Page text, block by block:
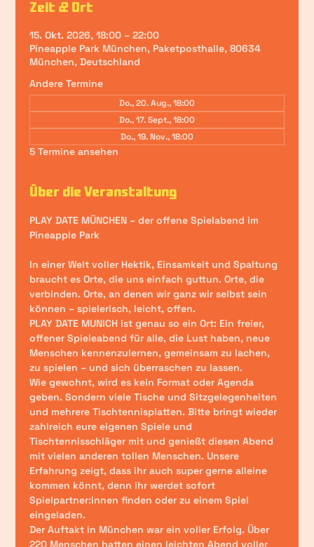
Zeit & Ort
15. Okt. 2026, 18:00 – 22:00
Pineapple Park München, Paketposthalle, 80634
München, Deutschland
Andere Termine
Do., 20. Aug., 18:00
Do., 17. Sept., 18:00
Do., 19. Nov., 18:00
5 Termine ansehen
Über die Veranstaltung
PLAY DATE MÜNCHEN – der offene Spielabend im
Pineapple Park
In einer Welt voller Hektik, Einsamkeit und Spaltung
braucht es Orte, die uns einfach guttun. Orte, die
verbinden. Orte, an denen wir ganz wir selbst sein
können – spielerisch, leicht, offen.
PLAY DATE MUNICH ist genau so ein Ort: Ein freier,
offener Spieleabend für alle, die Lust haben, neue
Menschen kennenzulernen, gemeinsam zu lachen,
zu spielen – und sich überraschen zu lassen.
Wie gewohnt, wird es kein Format oder Agenda
geben. Sondern viele Tische und Sitzgelegenheiten
und mehrere Tischtennisplatten. Bitte bringt wieder
zahlreich eure eigenen Spiele und
Tischtennisschläger mit und genießt diesen Abend
mit vielen anderen tollen Menschen. Unsere
Erfahrung zeigt, dass ihr auch super gerne alleine
kommen könnt, denn ihr werdet sofort
Spielpartner:innen finden oder zu einem Spiel
eingeladen.
Der Auftakt in München war ein voller Erfolg. Über
220 Menschen hatten einen leichten Abend voller